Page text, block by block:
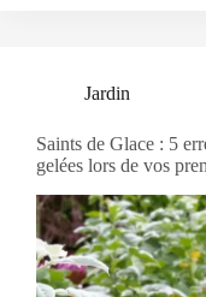
Jardin
Saints de Glace : 5
gelées lors de vos